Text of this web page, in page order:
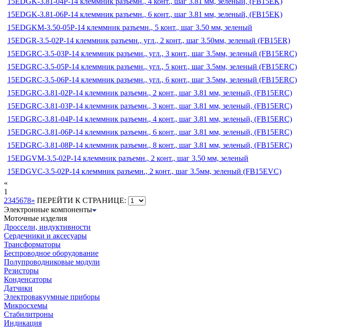
15EDGK-3.81-06P-14 клеммник разъемн., 6 конт., шаг 3.81 мм, зеленый, (FB15EK)
15EDGKM-3.50-05P-14 клеммник разъемн., 5 конт., шаг 3.50 мм, зеленый
15EDGR-3.5-02P-14 клеммник разъемн., угл., 2 конт., шаг 3.50мм, зеленый (FB15ER)
15EDGRC-3.5-03P-14 клеммник разъемн., угл., 3 конт., шаг 3.5мм, зеленый (FB15ERC)
15EDGRC-3.5-05P-14 клеммник разъемн., угл., 5 конт., шаг 3.5мм, зеленый (FB15ERC)
15EDGRC-3.5-06P-14 клеммник разъемн., угл., 6 конт., шаг 3.5мм, зеленый (FB15ERC)
15EDGRC-3.81-02P-14 клеммник разъемн., 2 конт., шаг 3.81 мм, зеленый, (FB15ERC)
15EDGRC-3.81-03P-14 клеммник разъемн., 3 конт., шаг 3.81 мм, зеленый, (FB15ERC)
15EDGRC-3.81-04P-14 клеммник разъемн., 4 конт., шаг 3.81 мм, зеленый, (FB15ERC)
15EDGRC-3.81-06P-14 клеммник разъемн., 6 конт., шаг 3.81 мм, зеленый, (FB15ERC)
15EDGRC-3.81-08P-14 клеммник разъемн., 8 конт., шаг 3.81 мм, зеленый, (FB15ERC)
15EDGVM-3.5-02P-14 клеммник разъемн., 2 конт., шаг 3.50 мм, зеленый
15EDGVС-3.5-02P-14 клеммник разъемн., 2 конт., шаг 3.5мм, зеленый (FB15EVC)
«
1
2345678» ПЕРЕЙТИ К СТРАНИЦЕ:
Электронные компоненты
Моточные изделия
Дроссели, индуктивности
Сердечники и аксесуары
Трансформаторы
Беспроводное оборудование
Полупроводниковые модули
Резисторы
Конденсаторы
Датчики
Электровакуумные приборы
Микросхемы
Стабилитроны
Индикация